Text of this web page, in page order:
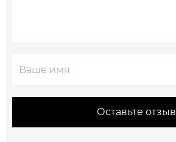
Оставьте отзыв